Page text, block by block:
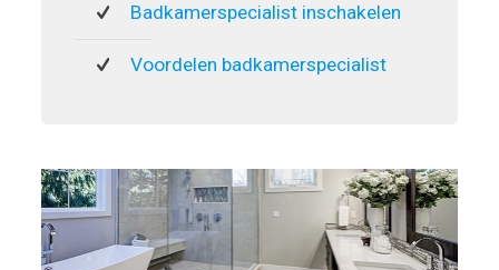
Badkamerspecialist inschakelen
Voordelen badkamerspecialist